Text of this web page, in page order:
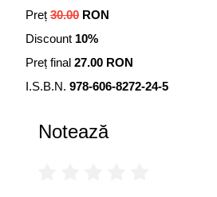
genealogii, spaime și prejudecăți,
Referințele la texte vechi și
teologică descoperă un Dumnezeu
în cuvinte simple marile contradicții
traducător și editor român născut în
Preț 30.00 RON
Discount 10%
Preț final 27.00 RON
I.S.B.N. 978‑606‑8272‑24‑5
Notează